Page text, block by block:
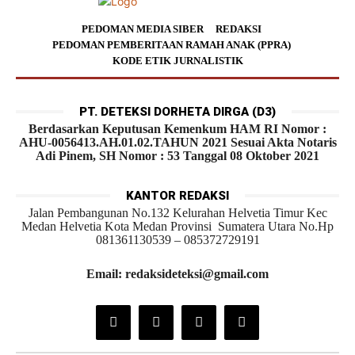
PEDOMAN MEDIA SIBER
REDAKSI
PEDOMAN PEMBERITAAN RAMAH ANAK (PPRA)
KODE ETIK JURNALISTIK
PT. DETEKSI DORHETA DIRGA (D3)
Berdasarkan Keputusan Kemenkum HAM RI Nomor :
AHU-0056413.AH.01.02.TAHUN 2021 Sesuai Akta Notaris
Adi Pinem, SH Nomor : 53 Tanggal 08 Oktober 2021
KANTOR REDAKSI
Jalan Pembangunan No.132 Kelurahan Helvetia Timur Kec
Medan Helvetia Kota Medan Provinsi Sumatera Utara No.Hp
081361130539 – 085372729191
Email: redaksideteksi@gmail.com